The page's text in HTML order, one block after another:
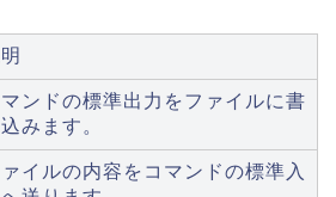
ンドの標準出力をファイルに書
みます。
イルの内容をコマンドの標準入